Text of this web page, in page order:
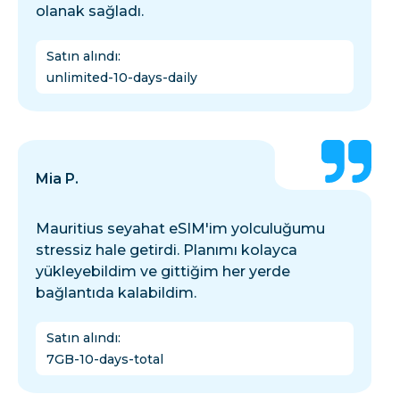
olanak sağladı.
Satın alındı:
unlimited-10-days-daily
Mia P.
Mauritius seyahat eSIM'im yolculuğumu
stressiz hale getirdi. Planımı kolayca
yükleyebildim ve gittiğim her yerde
bağlantıda kalabildim.
Satın alındı:
7GB-10-days-total